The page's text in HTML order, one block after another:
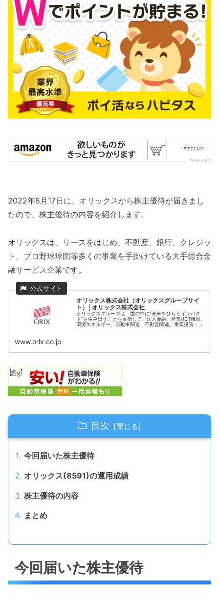
2022年8月17日に、オリックスから株主優待が届きまし
たので、株主優待の内容を紹介します。
オリックスは、リースをはじめ、不動産、銀行、クレジッ
ト、プロ野球球団等多くの事業を手掛けている大手総合金
融サービス企業です。
オリックス株式会社（オリックスグループサイ
ト）│オリックス株式会社
オリックスグループは、世の中に“未来をひらくインパク
ト”を生み出すことを目指して、法人金融、産業/ICT機器、
環境エネルギー、自動車関連、不動産関連、事業投資・コ
www.orix.co.jp
目次
今回届いた株主優待
オリックス(8591)の運用成績
株主優待の内容
まとめ
今回届いた株主優待